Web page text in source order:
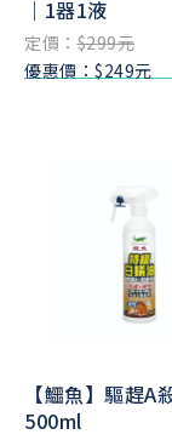
｜1器1液
定價：$299元
優惠價：$249元
【鱷魚】驅趕A
500ml